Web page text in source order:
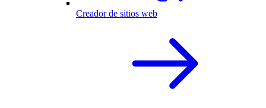
Creador de sitios web